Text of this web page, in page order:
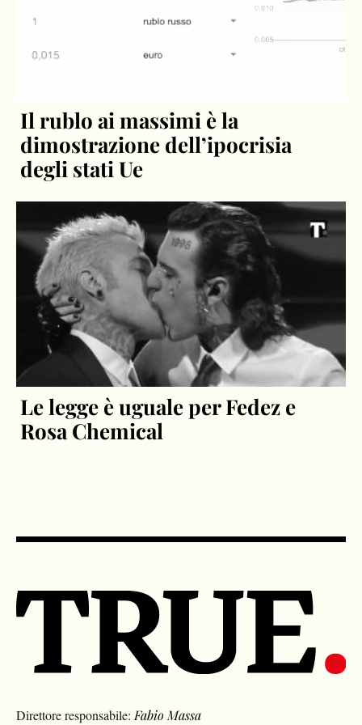
Il rublo ai massimi è la
dimostrazione dell’ipocrisia
degli stati Ue
Le legge è uguale per Fedez e
Rosa Chemical
Direttore responsabile: Fabio Massa